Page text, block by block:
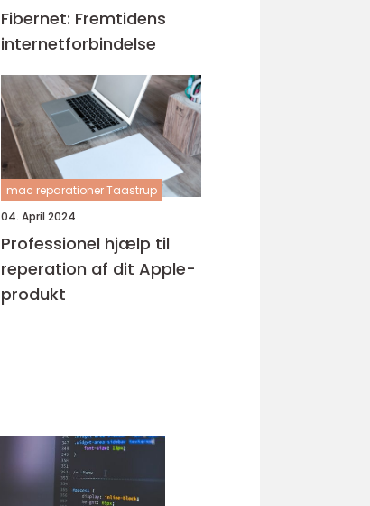
Fibernet: Fremtidens
internetforbindelse
mac reparationer Taastrup
04. April 2024
Professionel hjælp til
reperation af dit Apple-
produkt